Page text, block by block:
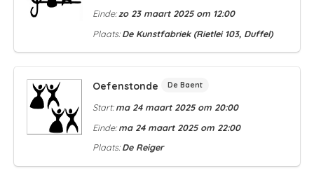
Einde:zo 23 maart 2025 om 12:00
Plaats:De Kunstfabriek (Rietlei 103, Duffel)
Oefenstonde De Baent
Start:ma 24 maart 2025 om 20:00
Einde:ma 24 maart 2025 om 22:00
Plaats:De Reiger